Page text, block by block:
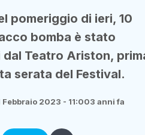
pomeriggio di ieri, 10
bomba è stato
Teatro Ariston,
serata del Festival.
Febbraio 2023 - 11:003 anni fa